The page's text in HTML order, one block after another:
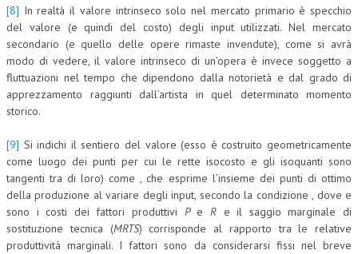
[8] In realtà il valore intrinseco solo nel mercato primario è specchio
del valore (e quindi del costo) degli input utilizzati. Nel mercato
secondario (e quello delle opere rimaste invendute), come si avrà
modo di vedere, il valore intrinseco di un’opera è invece soggetto a
fluttuazioni nel tempo che dipendono dalla notorietà e dal grado di
apprezzamento raggiunti dall’artista in quel determinato momento
storico.
[9] Si indichi il sentiero del valore (esso è costruito geometricamente
come luogo dei punti per cui le rette isocosto e gli isoquanti sono
tangenti tra di loro) come , che esprime l’insieme dei punti di ottimo
della produzione al variare degli input, secondo la condizione , dove e
sono i costi dei fattori produttivi Pe Re il saggio marginale di
sostituzione tecnica (MRTS) corrisponde al rapporto tra le relative
produttività marginali. I fattori sono da considerarsi fissi nel breve